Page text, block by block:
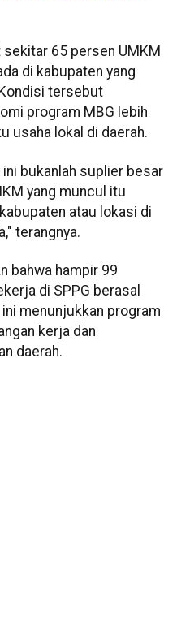
65 persen UMKM
di kabupaten yang
tersebut
program MBG lebih
usaha lokal di daerah.
bukanlah suplier besar
yang muncul itu
atau lokasi di
terangnya.
bahwa hampir 99
di SPPG berasal
menunjukkan program
kerja dan
daerah.